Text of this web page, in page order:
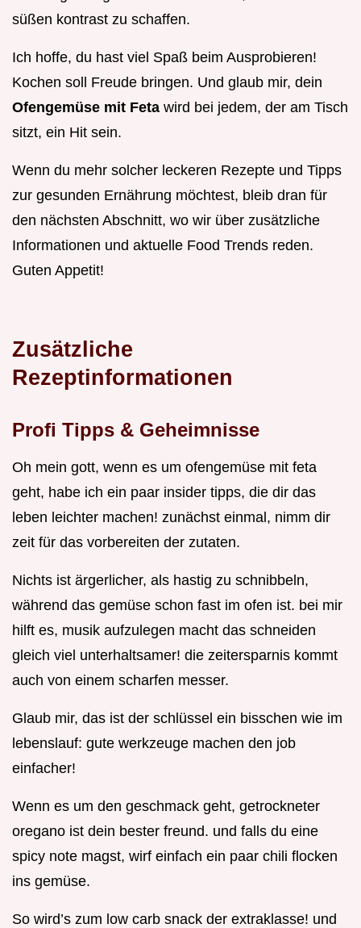
süßen kontrast zu schaffen.
Ich hoffe, du hast viel Spaß beim Ausprobieren!
Kochen soll Freude bringen. Und glaub mir, dein
Ofengemüse mit Feta wird bei jedem, der am Tisch
sitzt, ein Hit sein.
Wenn du mehr solcher leckeren Rezepte und Tipps
zur gesunden Ernährung möchtest, bleib dran für
den nächsten Abschnitt, wo wir über zusätzliche
Informationen und aktuelle Food Trends reden.
Guten Appetit!
Zusätzliche
Rezeptinformationen
Profi Tipps & Geheimnisse
Oh mein gott, wenn es um ofengemüse mit feta
geht, habe ich ein paar insider tipps, die dir das
leben leichter machen! zunächst einmal, nimm dir
zeit für das vorbereiten der zutaten.
Nichts ist ärgerlicher, als hastig zu schnibbeln,
während das gemüse schon fast im ofen ist. bei mir
hilft es, musik aufzulegen macht das schneiden
gleich viel unterhaltsamer! die zeitersparnis kommt
auch von einem scharfen messer.
Glaub mir, das ist der schlüssel ein bisschen wie im
lebenslauf: gute werkzeuge machen den job
einfacher!
Wenn es um den geschmack geht, getrockneter
oregano ist dein bester freund. und falls du eine
spicy note magst, wirf einfach ein paar chili flocken
ins gemüse.
So wird’s zum low carb snack der extraklasse! und